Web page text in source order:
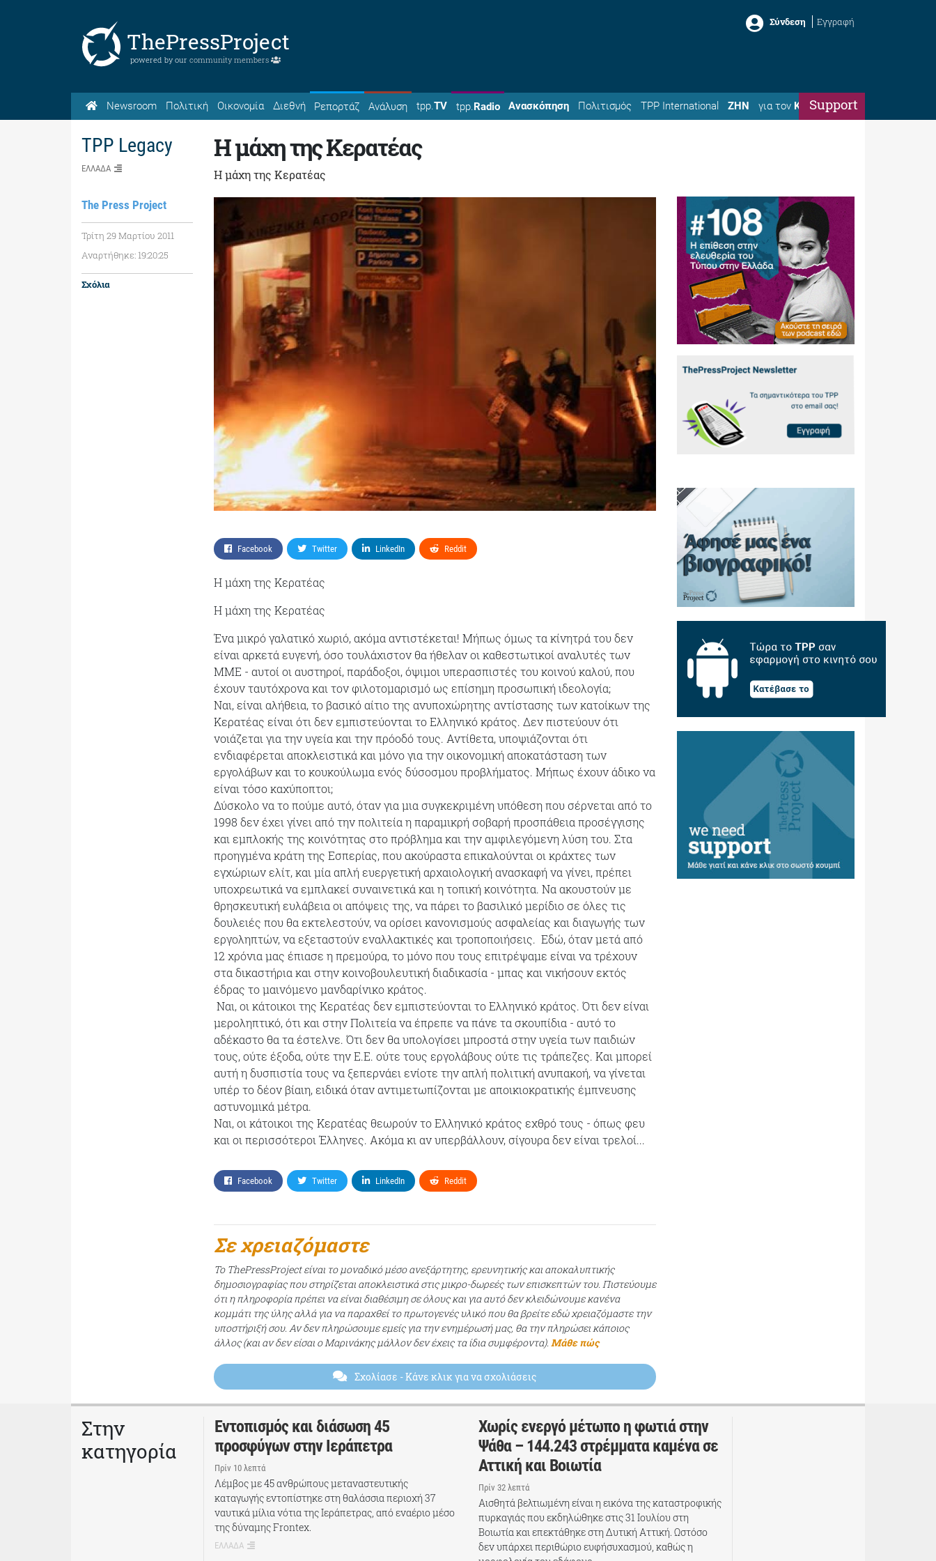
ThePressProject
powered by our community members
Σύνδεση Εγγραφή
Newsroom Πολιτική Οικονομία Διεθνή Ρεπορτάζ Ανάλυση tpp.TV tpp.Radio Ανασκόπηση Πολιτισμός TPP International ΖΗΝ για τον ΚώσταSupport
TPP Legacy
ΕΛΛΑΔΑ
The Press Project
Τρίτη 29 Μαρτίου 2011
Αναρτήθηκε: 19:20:25
Σχόλια
H μάχη της Κερατέας
H μάχη της Κερατέας
Facebook Twitter LinkedIn Reddit
H μάχη της Κερατέας
H μάχη της Κερατέας
Ένα μικρό γαλατικό χωριό, ακόμα αντιστέκεται! Μήπως όμως τα κίνητρά του δεν
είναι αρκετά ευγενή, όσο τουλάχιστον θα ήθελαν οι καθεστωτικοί αναλυτές των
ΜΜΕ - αυτοί οι αυστηροί, παράδοξοι, όψιμοι υπερασπιστές του κοινού καλού, που
έχουν ταυτόχρονα και τον φιλοτομαρισμό ως επίσημη προσωπική ιδεολογία;
Ναι, είναι αλήθεια, το βασικό αίτιο της ανυποχώρητης αντίστασης των κατοίκων της
Κερατέας είναι ότι δεν εμπιστεύονται το Ελληνικό κράτος. Δεν πιστεύουν ότι
νοιάζεται για την υγεία και την πρόοδό τους. Αντίθετα, υποψιάζονται ότι
ενδιαφέρεται αποκλειστικά και μόνο για την οικονομική αποκατάσταση των
εργολάβων και το κουκούλωμα ενός δύσοσμου προβλήματος. Μήπως έχουν άδικο να
είναι τόσο καχύποπτοι;
Δύσκολο να το πούμε αυτό, όταν για μια συγκεκριμένη υπόθεση που σέρνεται από το
1998 δεν έχει γίνει από την πολιτεία η παραμικρή σοβαρή προσπάθεια προσέγγισης
και εμπλοκής της κοινότητας στο πρόβλημα και την αμφιλεγόμενη λύση του. Στα
προηγμένα κράτη της Εσπερίας, που ακούραστα επικαλούνται οι κράχτες των
εγχώριων ελίτ, και μία απλή ευεργετική αρχαιολογική ανασκαφή να γίνει, πρέπει
υποχρεωτικά να εμπλακεί συναινετικά και η τοπική κοινότητα. Να ακουστούν με
θρησκευτική ευλάβεια οι απόψεις της, να πάρει το βασιλικό μερίδιο σε όλες τις
δουλειές που θα εκτελεστούν, να ορίσει κανονισμούς ασφαλείας και διαγωγής των
εργοληπτών, να εξεταστούν εναλλακτικές και τροποποιήσεις. Εδώ, όταν μετά από
12 χρόνια μας έπιασε η πρεμούρα, το μόνο που τους επιτρέψαμε είναι να τρέχουν
στα δικαστήρια και στην κοινοβουλευτική διαδικασία - μπας και νικήσουν εκτός
έδρας το μαινόμενο μανδαρίνικο κράτος.
Ναι, οι κάτοικοι της Κερατέας δεν εμπιστεύονται το Ελληνικό κράτος. Ότι δεν είναι
μεροληπτικό, ότι και στην Πολιτεία να έπρεπε να πάνε τα σκουπίδια - αυτό το
αδέκαστο θα τα έστελνε. Ότι δεν θα υπολογίσει μπροστά στην υγεία των παιδιών
τους, ούτε έξοδα, ούτε την Ε.Ε. ούτε τους εργολάβους ούτε τις τράπεζες. Και μπορεί
αυτή η δυσπιστία τους να ξεπερνάει ενίοτε την απλή πολιτική ανυπακοή, να γίνεται
υπέρ το δέον βίαιη, ειδικά όταν αντιμετωπίζονται με αποικιοκρατικής έμπνευσης
αστυνομικά μέτρα.
Ναι, οι κάτοικοι της Κερατέας θεωρούν το Ελληνικό κράτος εχθρό τους - όπως φευ
και οι περισσότεροι Έλληνες. Ακόμα κι αν υπερβάλλουν, σίγουρα δεν είναι τρελοί...
Facebook Twitter LinkedIn Reddit
Σε χρειαζόμαστε
Το ThePressProject είναι το μοναδικό μέσο ανεξάρτητης, ερευνητικής και αποκαλυπτικής
δημοσιογραφίας που στηρίζεται αποκλειστικά στις μικρο-δωρεές των επισκεπτών του. Πιστεύουμε
ότι η πληροφορία πρέπει να είναι διαθέσιμη σε όλους και για αυτό δεν κλειδώνουμε κανένα
κομμάτι της ύλης αλλά για να παραχθεί το πρωτογενές υλικό που θα βρείτε εδώ χρειαζόμαστε την
υποστήριξή σου. Αν δεν πληρώσουμε εμείς για την ενημέρωσή μας, θα την πληρώσει κάποιος
άλλος (και αν δεν είσαι ο Μαρινάκης μάλλον δεν έχεις τα ίδια συμφέροντα). Μάθε πώς
Σχολίασε - Κάνε κλικ για να σχολιάσεις
Στην
κατηγορία
Εντοπισμός και διάσωση 45
προσφύγων στην Ιεράπετρα
Πρίν 10 λεπτά
Λέμβος με 45 ανθρώπους μεταναστευτικής
καταγωγής εντοπίστηκε στη θαλάσσια περιοχή 37
ναυτικά μίλια νότια της Ιεράπετρας, από εναέριο μέσο
της δύναμης Frontex.
ΕΛΛΑΔΑ
Χωρίς ενεργό μέτωπο η φωτιά στην
Ψάθα – 144.243 στρέμματα καμένα σε
Αττική και Βοιωτία
Πρίν 32 λεπτά
Αισθητά βελτιωμένη είναι η εικόνα της καταστροφικής
πυρκαγιάς που εκδηλώθηκε στις 31 Ιουλίου στη
Βοιωτία και επεκτάθηκε στη Δυτική Αττική. Ωστόσο
δεν υπάρχει περιθώριο ευφήσυχασμού, καθώς η